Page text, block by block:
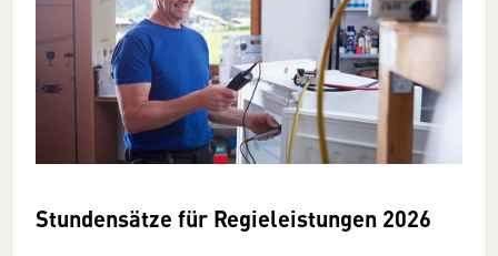
Stundensätze für Regieleistungen 2026